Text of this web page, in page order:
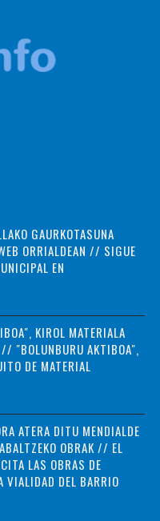
GAURKOTASUNA
ORRIALDEAN // SIGUE
EN
KIROL MATERIALA
// "BOLUNBURU AKTIBOA",
DE MATERIAL
ATERA DITU MENDIALDE
OBRAK // EL
LAS OBRAS DE
VIALIDAD DEL BARRIO